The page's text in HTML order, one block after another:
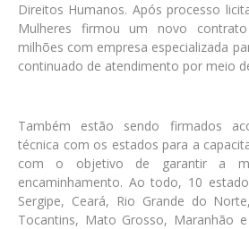
Direitos Humanos. Após processo
Mulheres firmou um novo
milhões com empresa especializada
continuado de atendimento por meio
Também estão sendo firmados
técnica com os estados para a
com o objetivo de garantir a
encaminhamento. Ao todo, 10
Sergipe, Ceará, Rio Grande do
Tocantins, Mato Grosso, Maranhão